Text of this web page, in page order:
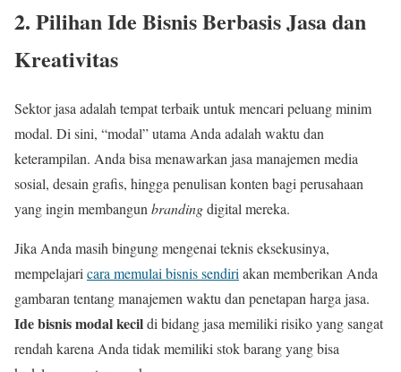
2. Pilihan Ide Bisnis Berbasis Jasa dan
Kreativitas
Sektor jasa adalah tempat terbaik untuk mencari peluang minim
modal. Di sini, “modal” utama Anda adalah waktu dan
keterampilan. Anda bisa menawarkan jasa manajemen media
sosial, desain grafis, hingga penulisan konten bagi perusahaan
yang ingin membangun brandingdigital mereka.
Jika Anda masih bingung mengenai teknis eksekusinya,
mempelajari cara memulai bisnis sendiri akan memberikan Anda
gambaran tentang manajemen waktu dan penetapan harga jasa.
Ide bisnis modal kecildi bidang jasa memiliki risiko yang sangat
rendah karena Anda tidak memiliki stok barang yang bisa